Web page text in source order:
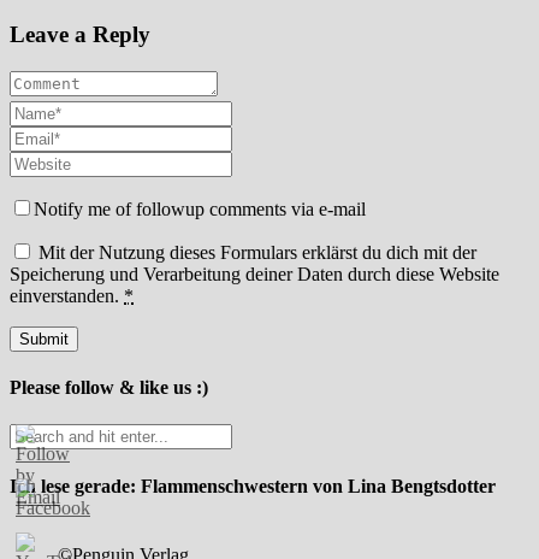
Leave a Reply
Notify me of followup comments via e-mail
Mit der Nutzung dieses Formulars erklärst du dich mit der
Speicherung und Verarbeitung deiner Daten durch diese Website
einverstanden. *
Please follow & like us :)
Ich lese gerade: Flammenschwestern von Lina Bengtsdotter
©Penguin Verlag